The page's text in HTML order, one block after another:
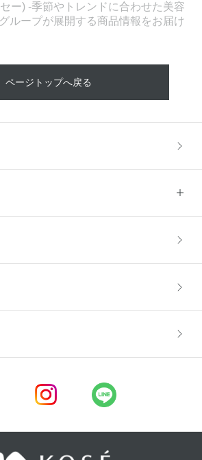
ー) -季節やトレンドに合わせた美容
ループが展開する商品情報をお届け
ページトップへ戻る
換